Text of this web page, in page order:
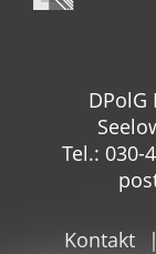
Tel.: 030-
Kontakt